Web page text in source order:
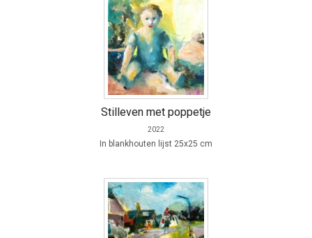
Stilleven met poppetje
2022
In blankhouten lijst 25x25 cm